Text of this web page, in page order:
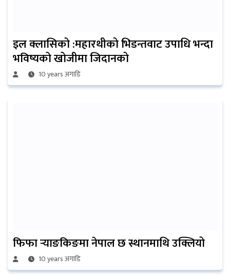
इल क्लासिको :महारथीको भिडन्तवाट उपाधि भन्दा
भविष्यको खोजीमा जिदानको
10 years अगाडि
फिफा र्‍याङकिङमा नेपाल छ स्थानमाथि उक्लियो
10 years अगाडि